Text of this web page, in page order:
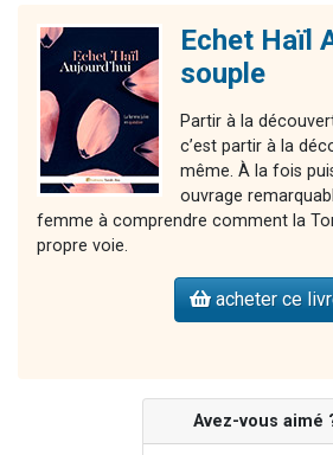
Echet Haïl
souple
Partir à la
c’est partir à la
même. À la fois
ouvrage
femme à comprendre comment la
propre voie.
acheter ce
Avez-vous aimé